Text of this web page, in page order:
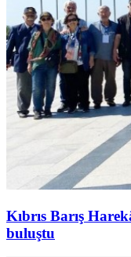
Kıbrıs Barış
buluştu